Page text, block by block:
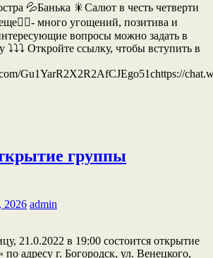
💦Банька 🎇Салют в честь четверти
много угощений, позитива и
вопросы можно задать в
⤵️⤵️⤵️ Откройте ссылку, чтобы вступить в
Gu1YarR2X2R2AfCJEgo51chttps://
группы
2026 admin
21.0.2022 в 19:00 состоится открытие
адресу г. Богородск, ул. Венецкого,